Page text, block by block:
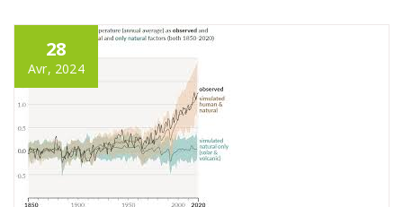
28
Avr, 2024